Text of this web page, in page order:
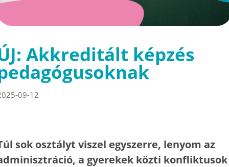
Akkreditált képzés
09-12
sok osztályt viszel egyszerre, lenyom az
a gyerekek közti konfliktusok